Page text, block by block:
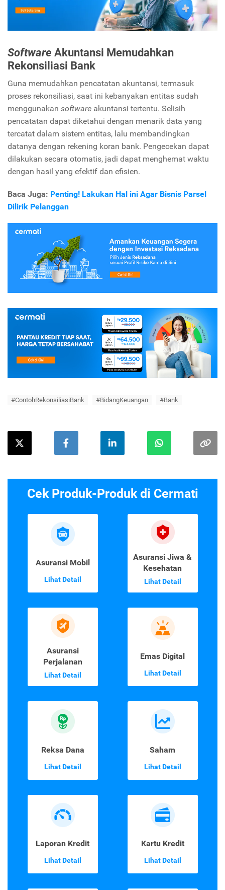
Software Akuntansi Memudahkan
Rekonsiliasi Bank
Guna memudahkan pencatatan akuntansi, termasuk
proses rekonsiliasi, saat ini kebanyakan entitas sudah
menggunakan software akuntansi tertentu. Selisih
pencatatan dapat diketahui dengan menarik data yang
tercatat dalam sistem entitas, lalu membandingkan
datanya dengan rekening koran bank. Pengecekan dapat
dilakukan secara otomatis, jadi dapat menghemat waktu
dengan hasil yang efektif dan efisien.
Baca Juga: Penting! Lakukan Hal ini Agar Bisnis Parsel
Dilirik Pelanggan
#ContohRekonsiliasiBank #BidangKeuangan #Bank
Cek Produk-Produk di Cermati
Asuransi Mobil
Lihat Detail
Asuransi Jiwa &
Kesehatan
Lihat Detail
Asuransi
Perjalanan
Lihat Detail
Emas Digital
Lihat Detail
Reksa Dana
Lihat Detail
Saham
Lihat Detail
Laporan Kredit
Lihat Detail
Kartu Kredit
Lihat Detail